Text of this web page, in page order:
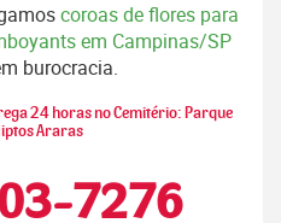
coroas de flores para
em Campinas/SP
burocracia.
24 horas no Cemitério: Parque
Araras
7276